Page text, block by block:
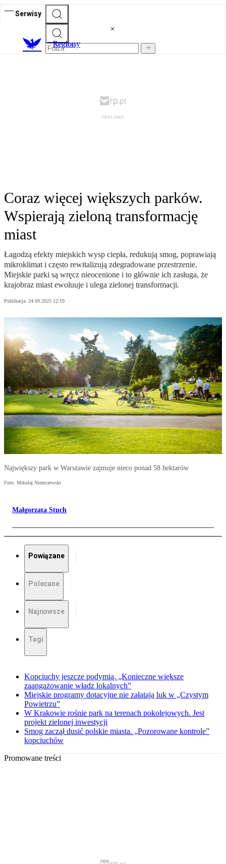
Serwisy
Regiony
Coraz więcej większych parków.
Wspierają zieloną transformację
miast
Łagodzą efekty miejskich wysp ciepła, redukują smog, poprawiają
mikroklimat i często rewitalizują zdegradowane przestrzenie.
Miejskie parki są wręcz nieocenione i to głównie ich zasługa, że
krajobraz miast ewoluuje i ulega zielonej transformacji.
Publikacja: 24.09.2025 12:19
Największy park w Warszawie zajmuje nieco ponad 58 hektarów
Foto: Mikolaj Niemczewski
Małgorzata Stuch
Powiązane
Polecane
Najnowsze
Tagi
Kopciuchy jeszcze podymią. „Konieczne większe
zaangażowanie władz lokalnych”
Miejskie programy dotacyjne nie załatają luk w „Czystym
Powietrzu”
W Krakowie rośnie park na terenach pokolejowych. Jest
projekt zielonej inwestycji
Smog zaczął dusić polskie miasta. „Pozorowane kontrole”
kopciuchów
Promowane treści